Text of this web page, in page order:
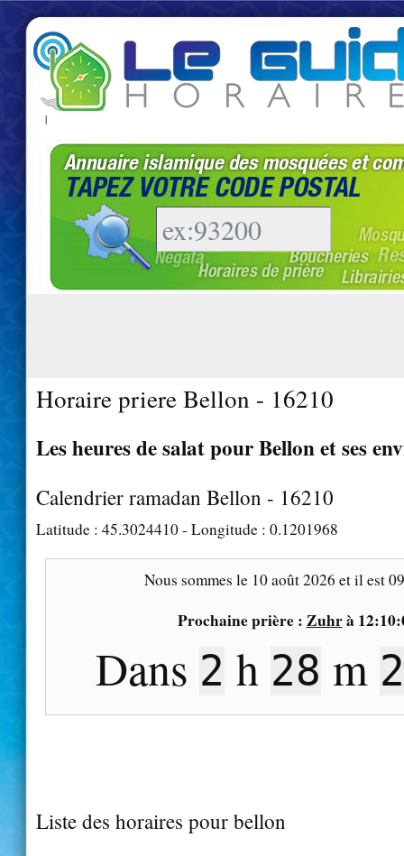
|
Horaire priere Bellon - 16210
Les heures de salat pour Bellon et ses
Calendrier ramadan Bellon - 16210
Latitude : 45.3024410- Longitude : 0.1201968
Nous sommes le 10 août 2026 et il est
Prochaine prière : Zuhrà
Dans 2 h 28 m
Liste des horaires pour bellon